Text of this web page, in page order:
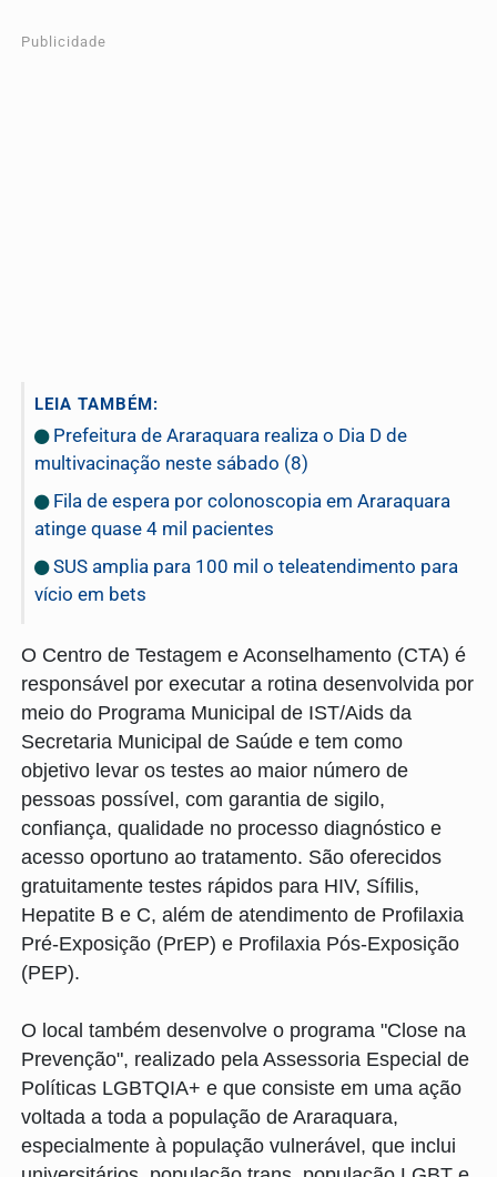
Publicidade
LEIA TAMBÉM:
Prefeitura de Araraquara realiza o Dia D de
multivacinação neste sábado (8)
Fila de espera por colonoscopia em Araraquara
atinge quase 4 mil pacientes
SUS amplia para 100 mil o teleatendimento para
vício em bets
O Centro de Testagem e Aconselhamento (CTA) é
responsável por executar a rotina desenvolvida por
meio do Programa Municipal de IST/Aids da
Secretaria Municipal de Saúde e tem como
objetivo levar os testes ao maior número de
pessoas possível, com garantia de sigilo,
confiança, qualidade no processo diagnóstico e
acesso oportuno ao tratamento. São oferecidos
gratuitamente testes rápidos para HIV, Sífilis,
Hepatite B e C, além de atendimento de Profilaxia
Pré-Exposição (PrEP) e Profilaxia Pós-Exposição
(PEP).
O local também desenvolve o programa "Close na
Prevenção", realizado pela Assessoria Especial de
Políticas LGBTQIA+ e que consiste em uma ação
voltada a toda a população de Araraquara,
especialmente à população vulnerável, que inclui